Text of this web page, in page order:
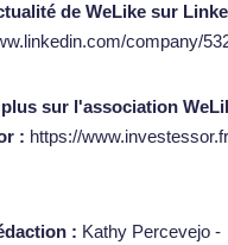
de WeLike sur
company/
sur l'association
: https://
: Kathy Percevejo -